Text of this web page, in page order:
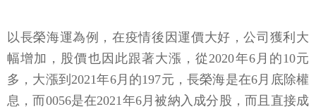
以長榮海運為例，在疫情後因運價大好，公司獲利大
幅增加，股價也因此跟著大漲，從2020年6月的10元
多，大漲到2021年6月的197元，長榮海是在6月底除權
息，而0056是在2021年6月被納入成分股，而且直接成